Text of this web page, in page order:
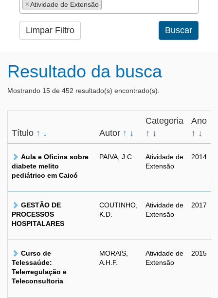
×Atividade de Extensão
Limpar Filtro Buscar
Resultado da busca
Mostrando 15 de 452 resultado(s) encontrado(s).
Título ↑ ↓ Autor ↑ ↓
Categoria
↑ ↓
Ano
↑ ↓
Aula e Oficina sobre
diabete melito
pediátrico em Caicó
PAIVA, J.C.
Atividade de
Extensão
2014
GESTÃO DE
PROCESSOS
HOSPITALARES
COUTINHO,
K.D.
Atividade de
Extensão
2017
Curso de
Telessaúde:
Telerregulação e
Teleconsultoria
MORAIS,
A.H.F.
Atividade de
Extensão
2015